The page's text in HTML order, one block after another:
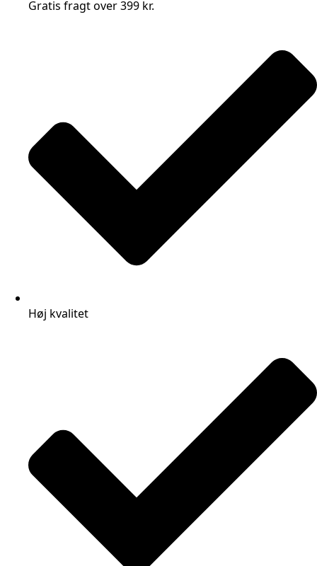
Gratis fragt over 399 kr.
Høj kvalitet